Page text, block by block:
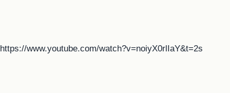
https://www.youtube.com/watch?v=noiyX0rlIaY&t=2s